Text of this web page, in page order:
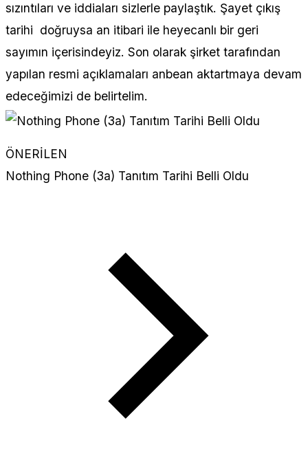
sızıntıları ve iddiaları sizlerle paylaştık. Şayet çıkış
tarihi doğruysa an itibari ile heyecanlı bir geri
sayımın içerisindeyiz. Son olarak şirket tarafından
yapılan resmi açıklamaları anbean aktartmaya devam
edeceğimizi de belirtelim.
ÖNERİLEN
Nothing Phone (3a) Tanıtım Tarihi Belli Oldu